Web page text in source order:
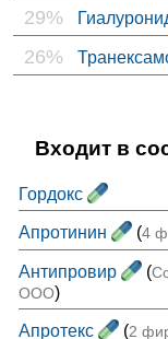
29%
26%
Входит в
Гордокс
Апротинин (4
Антипровир (
ООО)
Апротекс (2